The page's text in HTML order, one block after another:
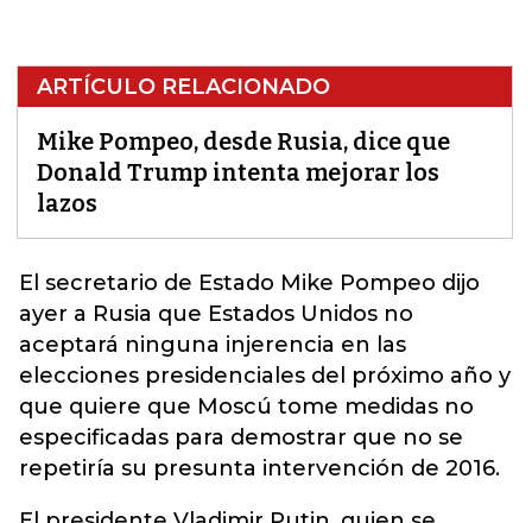
ARTÍCULO RELACIONADO
Mike Pompeo, desde Rusia, dice que
Donald Trump intenta mejorar los
lazos
El secretario de Estado Mike Pompeo dijo
ayer a Rusia que Estados Unidos no
aceptará ninguna injerencia en las
elecciones presidenciales del próximo año y
que quiere que Moscú tome medidas no
especificadas para demostrar que no se
repetiría su presunta intervención de 2016.